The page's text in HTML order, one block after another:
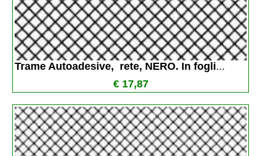
Trame Autoadesive,  rete, NERO. In fogli...
€ 17,87